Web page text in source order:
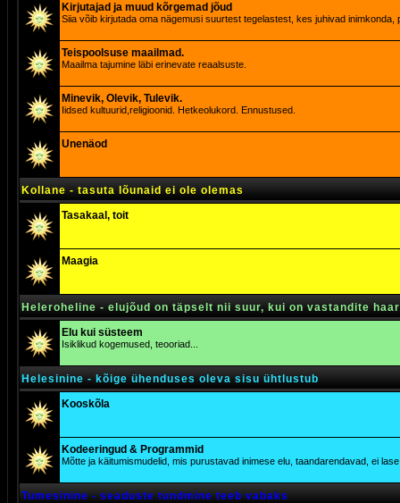
Kirjutajad ja muud kõrgemad jõud
Siia võib kirjutada oma nägemusi suurtest tegelastest, kes juhivad inimkonda,
Teispoolsuse maailmad.
Maailma tajumine läbi erinevate reaalsuste.
Minevik, Olevik, Tulevik.
Iidsed kultuurid,religioonid. Hetkeolukord. Ennustused.
Unenäod
Kollane - tasuta lõunaid ei ole olemas
Tasakaal, toit
Maagia
Heleroheline - elujõud on täpselt nii suur, kui on vastandite
Elu kui süsteem
Isiklikud kogemused, teooriad...
Helesinine - kõige ühenduses oleva sisu ühtlustub
Kooskõla
Kodeeringud & Programmid
Mõtte ja käitumismudelid, mis purustavad inimese elu, taandarendavad, ei
Tumesinine - seaduste tundmine teeb vabaks